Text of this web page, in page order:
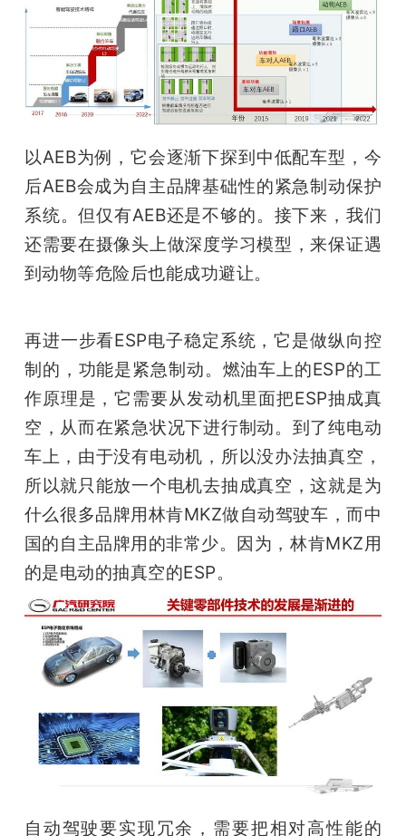
以AEB为例，它会逐渐下探到中低配车型，今
后AEB会成为自主品牌基础性的紧急制动保护
系统。但仅有AEB还是不够的。接下来，我们
还需要在摄像头上做深度学习模型，来保证遇
到动物等危险后也能成功避让。
再进一步看ESP电子稳定系统，它是做纵向控
制的，功能是紧急制动。燃油车上的ESP的工
作原理是，它需要从发动机里面把ESP抽成真
空，从而在紧急状况下进行制动。到了纯电动
车上，由于没有电动机，所以没办法抽真空，
所以就只能放一个电机去抽成真空，这就是为
什么很多品牌用林肯MKZ做自动驾驶车，而中
国的自主品牌用的非常少。因为，林肯MKZ用
的是电动的抽真空的ESP。
自动驾驶要实现冗余，需要把相对高性能的